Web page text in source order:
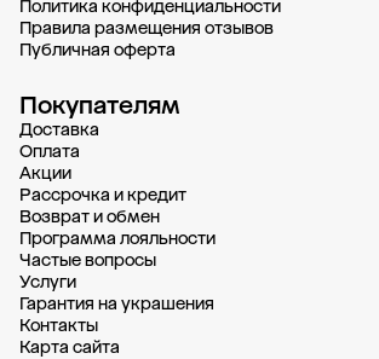
Политика конфиденциальности
Правила размещения отзывов
Публичная оферта
Покупателям
Доставка
Oплата
Акции
Рассрочка и кредит
Возврат и обмен
Программа лояльности
Частые вопросы
Услуги
Гарантия на украшения
Контакты
Карта сайта